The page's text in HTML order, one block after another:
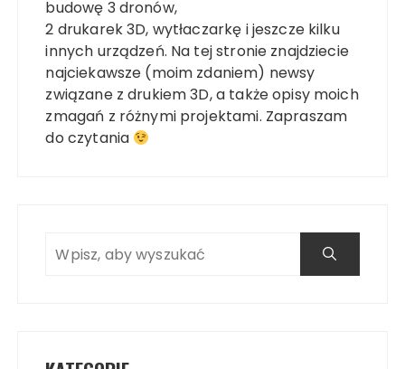
budowę 3 dronów,
2 drukarek 3D, wytłaczarkę i jeszcze kilku
innych urządzeń. Na tej stronie znajdziecie
najciekawsze (moim zdaniem) newsy
związane z drukiem 3D, a także opisy moich
zmagań z różnymi projektami. Zapraszam
do czytania